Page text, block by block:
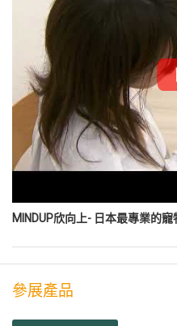
MINDUP欣向上- 日本最專業的
參展產品